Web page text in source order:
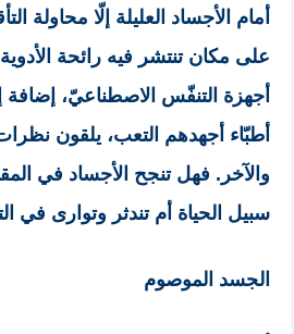
أمام الأجساد العليلة إلّا محاولة
على مكان تنتشر فيه رائحة
أجهزة التنفّس الاصطناعيّ، إضافة
أطبّاء أجهدهم التعب، يلقون
والآخر. فهل تنجح الأجساد في
سبيل الحياة أم تندثر وتوارى في
الجسد الموصوم